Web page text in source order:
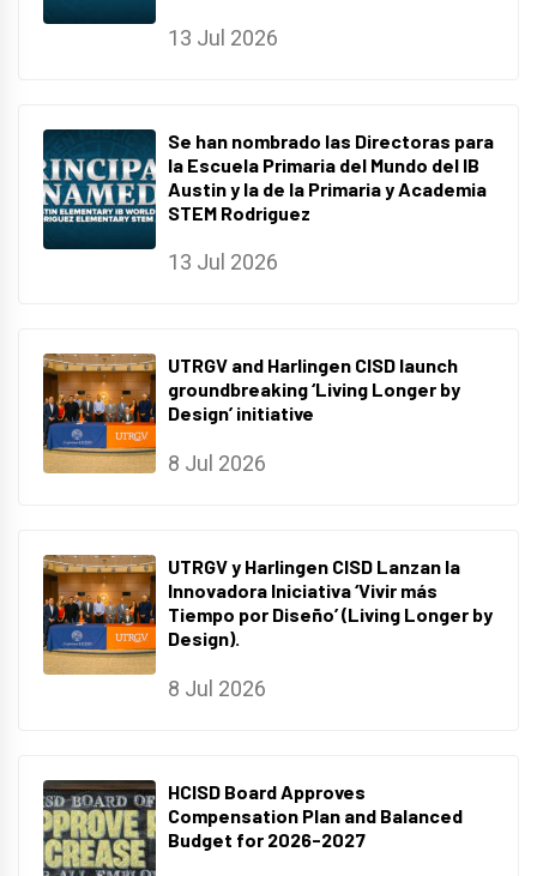
13 Jul 2026
Se han nombrado las Directoras para
la Escuela Primaria del Mundo del IB
Austin y la de la Primaria y Academia
STEM Rodriguez
13 Jul 2026
UTRGV and Harlingen CISD launch
groundbreaking ‘Living Longer by
Design’ initiative
8 Jul 2026
UTRGV y Harlingen CISD Lanzan la
Innovadora Iniciativa ‘Vivir más
Tiempo por Diseño’ (Living Longer by
Design).
8 Jul 2026
HCISD Board Approves
Compensation Plan and Balanced
Budget for 2026-2027